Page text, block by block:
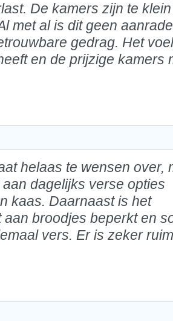
De kamers zijn te
met al is dit geen
gedrag. Het
en de prijzige kamers
helaas te wensen over,
dagelijks verse opties
kaas. Daarnaast is het
aan broodjes beperkt en
vers. Er is zeker